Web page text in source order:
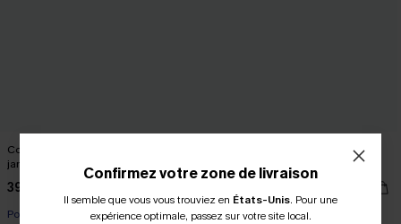
Combinaison rouge à col en V et
jambe lâche
39,00 €
Poche
Combishort rayé à col chemise et
Poche
Confirmez votre zone de livraison
Il semble que vous vous trouviez en États-Unis. Pour une
expérience optimale, passez sur votre site local.